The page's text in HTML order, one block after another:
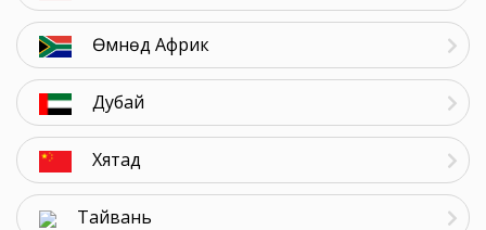
Өмнөд Африк
Дубай
Хятад
Тайвань